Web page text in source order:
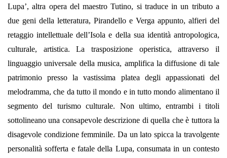
Lupa’, altra opera del maestro Tutino, si traduce in un tributo a
due geni della letteratura, Pirandello e Verga appunto, alfieri del
retaggio intellettuale dell’Isola e della sua identità antropologica,
culturale, artistica. La trasposizione operistica, attraverso il
linguaggio universale della musica, amplifica la diffusione di tale
patrimonio presso la vastissima platea degli appassionati del
melodramma, che da tutto il mondo e in tutto mondo alimentano il
segmento del turismo culturale. Non ultimo, entrambi i titoli
sottolineano una consapevole descrizione di quella che è tuttora la
disagevole condizione femminile. Da un lato spicca la travolgente
personalità sofferta e fatale della Lupa, consumata in un contesto